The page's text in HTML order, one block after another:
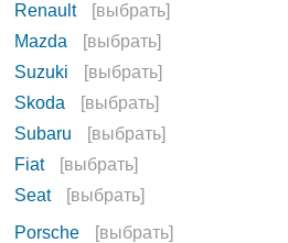
Renault
[выбрать]
Mazda
[выбрать]
Suzuki
[выбрать]
Skoda
[выбрать]
Subaru
[выбрать]
Fiat
[выбрать]
Seat
[выбрать]
Porsche
[выбрать]